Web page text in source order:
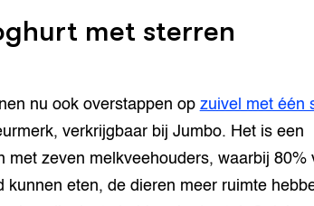
met sterren
nu ook overstappen op zuivel met één
verkrijgbaar bij Jumbo. Het is een
met zeven melkveehouders, waarbij 80%
kunnen eten, de dieren meer ruimte